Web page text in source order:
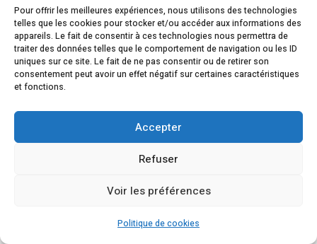
Pour offrir les meilleures expériences, nous utilisons des technologies
telles que les cookies pour stocker et/ou accéder aux informations des
appareils. Le fait de consentir à ces technologies nous permettra de
traiter des données telles que le comportement de navigation ou les ID
uniques sur ce site. Le fait de ne pas consentir ou de retirer son
consentement peut avoir un effet négatif sur certaines caractéristiques
et fonctions.
Accepter
Refuser
Voir les préférences
Politique de cookies
REVALORISATION DES
PATRIMOINES DANS LES
TERRITOIRES DÉCROISSANTS
Animateur: Louis Michel – Urbaniste,
Opteos
aménagement de l’espace et urbanisme,
Université Gustave Eiffel, rattachée au
Laboratoire Techniques, Territoires et
Samuel Soriano – Directeur général,
Sylvain Brillet – Directeur général,